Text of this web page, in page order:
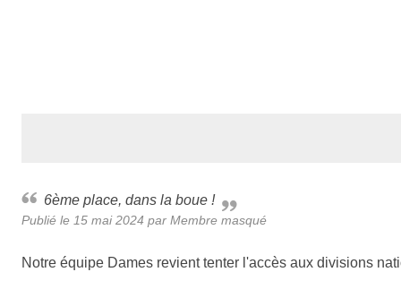
6ème place, dans la boue !
Publié le 15 mai 2024 par Membre masqué
Notre équipe Dames revient tenter l'accès aux divisions